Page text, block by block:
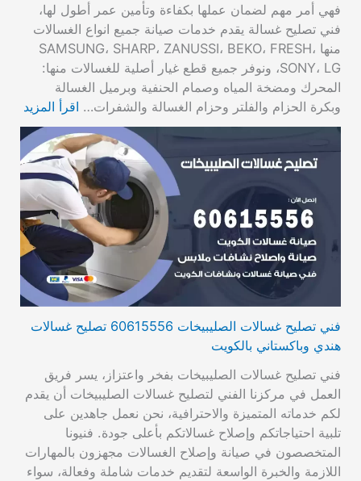
فهي أمر مهم لضمان عملها بكفاءة وتأمين عمر أطول لها،
فني تصليح غسالة يقدم خدمات صيانة جميع انواع الغسالات
منها SAMSUNG، SHARP، ZANUSSI، BEKO، FRESH،
SONY، LG، ونوفر جميع قطع غيار أصلية للغسالات منها:
المحرك ومضخة المياه وصمام الحنفية وبرميل الغسالة
وبكرة الحزام والفلتر وحزام الغسالة والشفرات… اقرأ المزيد
فني تصليح غسالات الصليبيخات 60615556 تصليح غسالات
هندي وباكستاني بالكويت
فني تصليح غسالات الصليبيخات بفخر واعتزاز، يسر فريق
العمل في مركزنا الفني لتصليح غسالات الصليبيخات أن يقدم
لكم خدماته المتميزة والاحترافية، نحن نعمل جاهدين على
تلبية احتياجاتكم وإصلاح غسالاتكم بأعلى جودة. فنيونا
المتخصصون في صيانة وإصلاح الغسالات مجهزون بالمهارات
اللازمة والخبرة الواسعة لتقديم خدمات شاملة وفعالة، سواء